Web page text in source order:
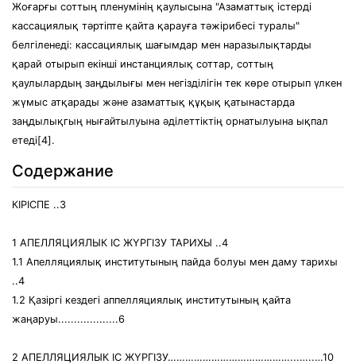
Жоғарғы соттың пленумінің қаулысына "Азаматтық істерді
кассациялық тәртіпте қайта қарауға тәжірибесі туралы"
белгіленеді: кассациялық шағымдар мен наразылықтарды
қарай отырып екінші инстанциялық соттар, соттың
қаулылардың заңдылығы мен негізділігін тек көре отырып үлкен
жүмыс атқарады және азаматтық құқық қатынастарда
заңдылықгың нығайтылуына әділеттіктің орнатылуына ықпал
етеді[4].
Содержание
КІРІСПЕ ..3
1 АПЕЛЛЯЦИЯЛЫК ІC ЖҮРГІЗУ ТАРИХЫ ..4
1.1 Апелляциялық институтының пайда болуы мен даму тарихы
..4
1.2 Қазіргі кездегі аппелляциялық институтының қайта
жаңаруы...................6
2 АПЕЛЛЯЦИЯЛЫК ІC ЖҮРГІЗУ……………………………………...…..…10